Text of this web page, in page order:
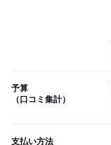
予算
（口コミ集計）
支払い方法